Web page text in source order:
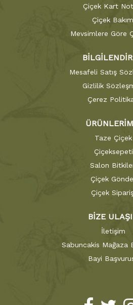
Çiçek Kart
Çiçek
Mevsimlere Göre
Mesafeli Satış
Gizlilik
Çerez
Taze Çiçek
Çiçeksepeti
Salon
Çiçek
Çiçek
BİZE
İletişim
Sabuncakis Mağaza
Bayi